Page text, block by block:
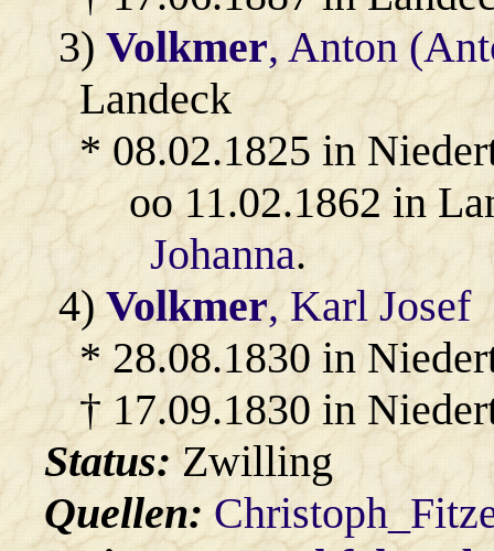
3)Volkmer, Anton
Landeck
* 08.02.1825 in
oo 11.02.1862 in
Johanna.
4)Volkmer, Karl Josef
* 28.08.1830 in
† 17.09.1830 in
Status:Zwilling
Quellen: